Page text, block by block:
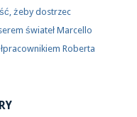
żeby dostrzec
świateł Marcello
Roberta